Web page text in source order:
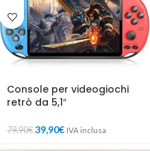
Console per videogiochi
retrò da 5,1″
79,90€ 39,90€ IVA inclusa